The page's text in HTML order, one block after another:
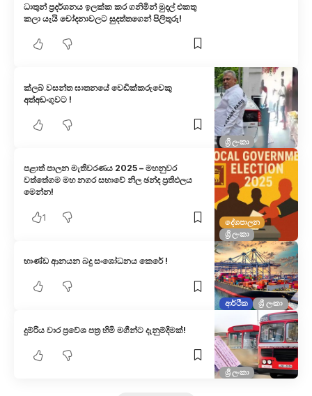
ධාතු​න් ප්‍රදර්ශනය ඉලක්ක කර ගනිමින් මුදල් එකතු
කලා යැ​යි චෝදනාවල​ට සුදත්තගෙන් පිලිතු​රු!
ශ්‍රී ලංකා
ක්ලබ් වසන්ත ඝාතනයේ වෙඩික්කරුවෙකු
අත්අඩංගුවට !
දේශපාලන
ශ්‍රී ලංකා
පළාත් පාලන මැතිවරණය 2025 – මහනුවර
වත්තේගම මහ නගර සභාවේ නිල ඡන්ද ප්‍රතිඵලය
මෙන්න!
1
ආර්ථික ශ්‍රී ලංකා
භාණ්ඩ ආනයන බදු සංශෝධනය කෙරේ !
ශ්‍රී ලංකා
දුම්රිය වාර ප්‍රවේශ පත්‍ර හිමි මගීන්ට දැනුම්දිමක්!